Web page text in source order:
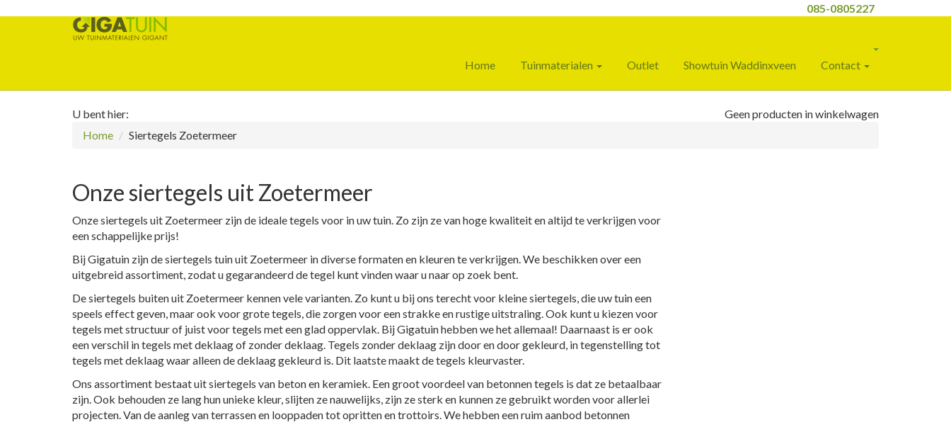
085-0805227
Home Tuinmaterialen Outlet Showtuin Waddinxveen Contact
Geen producten in winkelwagen
U bent hier:
Home
Siertegels Zoetermeer
Onze siertegels uit Zoetermeer
Onze siertegels uit Zoetermeer zijn de ideale tegels voor in uw tuin. Zo zijn ze van hoge kwaliteit en altijd te verkrijgen voor
een schappelijke prijs!
Bij Gigatuin zijn de siertegels tuin uit Zoetermeer in diverse formaten en kleuren te verkrijgen. We beschikken over een
uitgebreid assortiment, zodat u gegarandeerd de tegel kunt vinden waar u naar op zoek bent.
De siertegels buiten uit Zoetermeer kennen vele varianten. Zo kunt u bij ons terecht voor kleine siertegels, die uw tuin een
speels effect geven, maar ook voor grote tegels, die zorgen voor een strakke en rustige uitstraling. Ook kunt u kiezen voor
tegels met structuur of juist voor tegels met een glad oppervlak. Bij Gigatuin hebben we het allemaal! Daarnaast is er ook
een verschil in tegels met deklaag of zonder deklaag. Tegels zonder deklaag zijn door en door gekleurd, in tegenstelling tot
tegels met deklaag waar alleen de deklaag gekleurd is. Dit laatste maakt de tegels kleurvaster.
Ons assortiment bestaat uit siertegels van beton en keramiek. Een groot voordeel van betonnen tegels is dat ze betaalbaar
zijn. Ook behouden ze lang hun unieke kleur, slijten ze nauwelijks, zijn ze sterk en kunnen ze gebruikt worden voor allerlei
projecten. Van de aanleg van terrassen en looppaden tot opritten en trottoirs. We hebben een ruim aanbod betonnen